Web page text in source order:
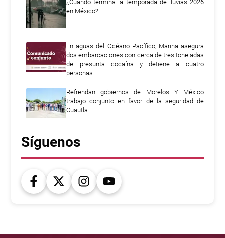
¿Cuándo termina la temporada de lluvias 2026
en México?
En aguas del Océano Pacífico, Marina asegura
dos embarcaciones con cerca de tres toneladas
de presunta cocaína y detiene a cuatro
personas
Refrendan gobiernos de Morelos Y México
trabajo conjunto en favor de la seguridad de
Cuautla
Síguenos